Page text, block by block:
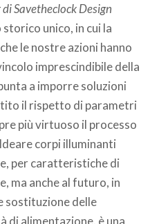
Savetheclock Design
storico unico, in cui la
le nostre azioni hanno
imprescindibile della
a imporre soluzioni
il rispetto di parametri
più virtuoso il processo
corpi illuminanti
per caratteristiche di
ma anche al futuro, in
sostituzione delle
di alimentazione, è una